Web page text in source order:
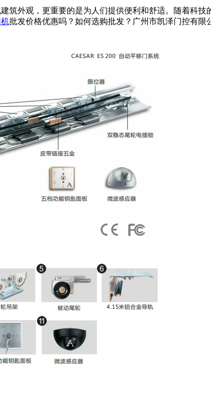
筑外观，更重要的是为人们提供便利和舒适。随着科技
批发价格优惠吗？如何选购批发？广州市凯泽门控有限